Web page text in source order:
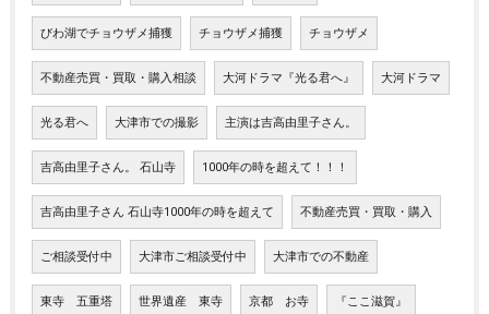
びわ湖でチョウザメ捕獲 チョウザメ捕獲 チョウザメ
不動産売買・買取・購入相談 大河ドラマ『光る君へ』 大河ドラマ
光る君へ 大津市での撮影 主演は吉高由里子さん。
吉高由里子さん。 石山寺 1000年の時を超えて！！！
吉高由里子さん 石山寺1000年の時を超えて 不動産売買・買取・購入
ご相談受付中 大津市ご相談受付中 大津市での不動産
東寺 五重塔 世界遺産 東寺 京都 お寺 『ここ滋賀』